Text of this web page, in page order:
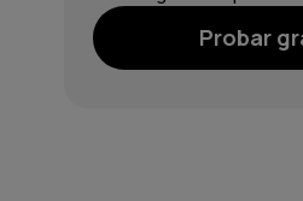
Probar